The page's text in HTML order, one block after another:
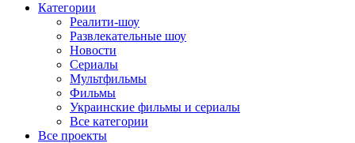
Категории
Реалити-шоу
Развлекательные шоу
Новости
Сериалы
Мультфильмы
Фильмы
Украинские фильмы и сериалы
Все категории
Все проекты